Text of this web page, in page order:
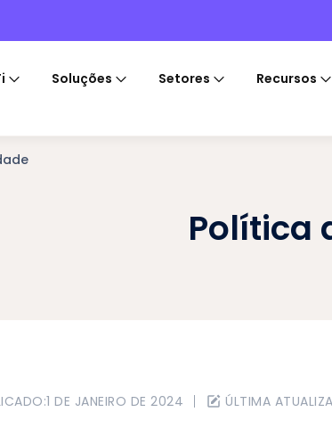
Soluções Setores Recursos
Política
1 DE JANEIRO DE 2024 ÚLTIMA